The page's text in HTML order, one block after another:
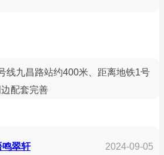
线九昌路站约400米、距离地铁1号
配套完善
鸣翠轩 2024-09-05